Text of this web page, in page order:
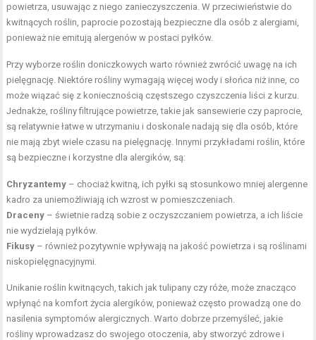
powietrza, usuwając z niego zanieczyszczenia. W przeciwieństwie do
kwitnących roślin, paprocie pozostają bezpieczne dla osób z alergiami,
ponieważ nie emitują alergenów w postaci pyłków.
Przy wyborze roślin doniczkowych warto również zwrócić uwagę na ich
pielęgnację. Niektóre rośliny wymagają więcej wody i słońca niż inne, co
może wiązać się z koniecznością częstszego czyszczenia liści z kurzu.
Jednakże, rośliny filtrujące powietrze, takie jak sansewierie czy paprocie,
są relatywnie łatwe w utrzymaniu i doskonale nadają się dla osób, które
nie mają zbyt wiele czasu na pielęgnację. Innymi przykładami roślin, które
są bezpieczne i korzystne dla alergików, są:
Chryzantemy – chociaż kwitną, ich pyłki są stosunkowo mniej alergenne
kadro za uniemożliwiają ich wzrost w pomieszczeniach.
Draceny – świetnie radzą sobie z oczyszczaniem powietrza, a ich liście
nie wydzielają pyłków.
Fikusy – również pozytywnie wpływają na jakość powietrza i są roślinami
niskopielęgnacyjnymi.
Unikanie roślin kwitnących, takich jak tulipany czy róże, może znacząco
wpłynąć na komfort życia alergików, ponieważ często prowadzą one do
nasilenia symptomów alergicznych. Warto dobrze przemyśleć, jakie
rośliny wprowadzasz do swojego otoczenia, aby stworzyć zdrowe i